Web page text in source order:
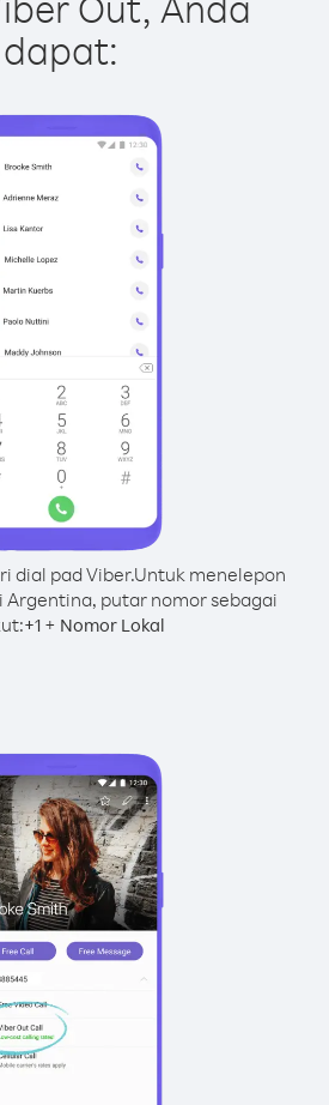
dapat:
dial pad Viber.Untuk menelepon
Argentina, putar nomor sebagai
+1+ Nomor Lokal